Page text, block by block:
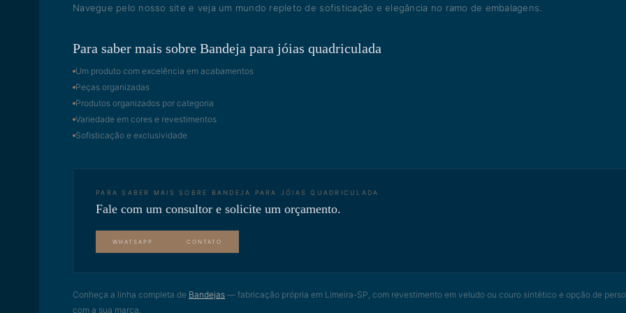
Navegue pelo nosso site e veja um mundo repleto de sofisticação e elegância no ramo de embalagens.
Para saber mais sobre Bandeja para jóias quadriculada
Um produto com excelência em acabamentos
Peças organizadas
Produtos organizados por categoria
Variedade em cores e revestimentos
Sofisticação e exclusividade
PARA SABER MAIS SOBRE BANDEJA PARA JÓIAS QUADRICULADA
Fale com um consultor e solicite um orçamento.
WHATSAPP CONTATO
Conheça a linha completa de Bandejas — fabricação própria em Limeira-SP, com revestimento em veludo ou couro sintético e opção de
com a sua marca.